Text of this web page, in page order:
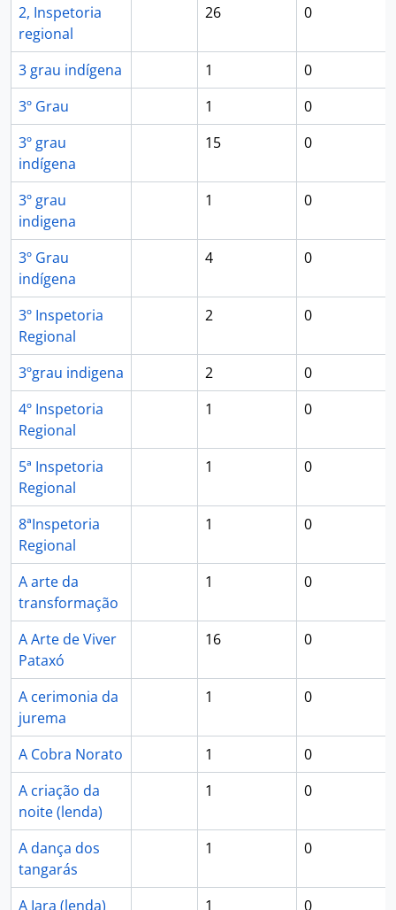
2, Inspetoria
regional
26 0
3 grau indígena 1
0
3º Grau
1
0
3º grau
indígena
15 0
3º grau
indigena
1 0
3º Grau
indígena
4 0
3º Inspetoria
Regional
2 0
3ºgrau indigena 2
0
4º Inspetoria
Regional
1 0
5ª Inspetoria
Regional
1 0
8ªInspetoria
Regional
1 0
A arte da
transformação
1 0
A Arte de Viver
Pataxó
16 0
A cerimonia da
jurema
1 0
A Cobra Norato 1
0
A criação da
noite (lenda)
1 0
A dança dos
tangarás
1 0
A Iara (lenda) 1
0